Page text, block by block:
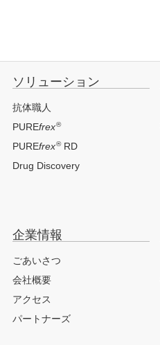
ソリューション
抗体職人
PUREfrex®
PUREfrex®RD
Drug Discovery
企業情報
ごあいさつ
会社概要
アクセス
パートナーズ